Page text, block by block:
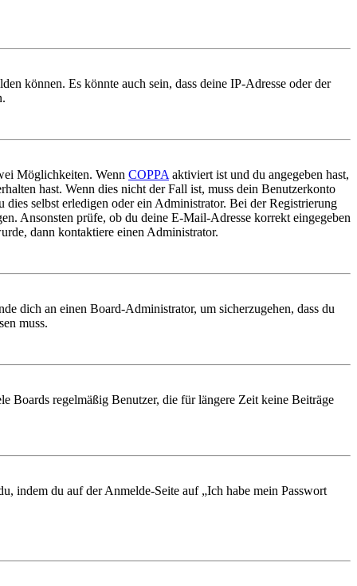
können. Es könnte auch sein, dass deine IP-Adresse oder der
Möglichkeiten. Wenn COPPA aktiviert ist und du angegeben hast,
hast. Wenn dies nicht der Fall ist, muss dein Benutzerkonto
selbst erledigen oder ein Administrator. Bei der Registrierung
Ansonsten prüfe, ob du deine E-Mail-Adresse korrekt eingegeben
dann kontaktiere einen Administrator.
dich an einen Board-Administrator, um sicherzugehen, dass du
muss.
Boards regelmäßig Benutzer, die für längere Zeit keine Beiträge
indem du auf der Anmelde-Seite auf „Ich habe mein Passwort